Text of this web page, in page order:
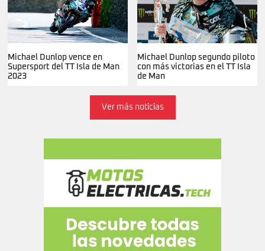
Michael Dunlop vence en
Supersport del TT Isla de Man
2023
Michael Dunlop segundo piloto
con más victorias en el TT Isla
de Man
Ver más noticias